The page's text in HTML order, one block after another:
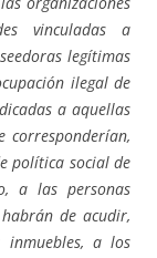
vinculadas a
legítimas
ilegal de
a aquellas
corresponderían,
política social de
a las personas
de acudir,
a los